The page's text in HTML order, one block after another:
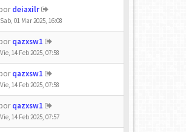
deiaxilr
Sab, 01 Mar 2025, 16:08
qazxsw1
Vie, 14 Feb 2025, 07:58
qazxsw1
Vie, 14 Feb 2025, 07:58
qazxsw1
Vie, 14 Feb 2025, 07:57